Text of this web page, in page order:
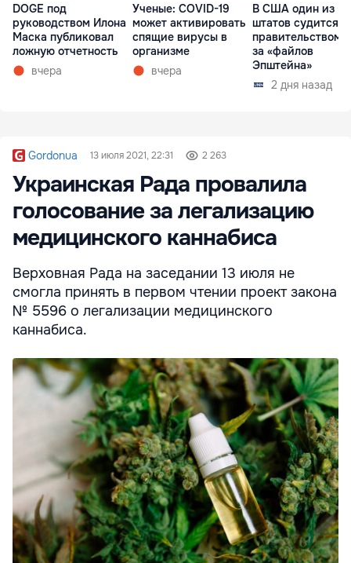
DOGE под
руководством Илона
Маска публиковал
ложную отчетность
вчера
Ученые: COVID-19
может активировать
спящие вирусы в
организме
вчера
В США один из
штатов судится с
правительством
за «файлов
Эпштейна»
2 дня назад
Gordonua 13 июля 2021, 22:31 2 263
Украинская Рада провалила
голосование за легализацию
медицинского каннабиса
Верховная Рада на заседании 13 июля не
смогла принять в первом чтении проект закона
№ 5596 о легализации медицинского
каннабиса.